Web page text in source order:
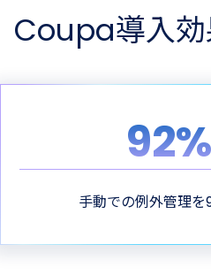
Coupa導入効
92%
手動での例外管理を